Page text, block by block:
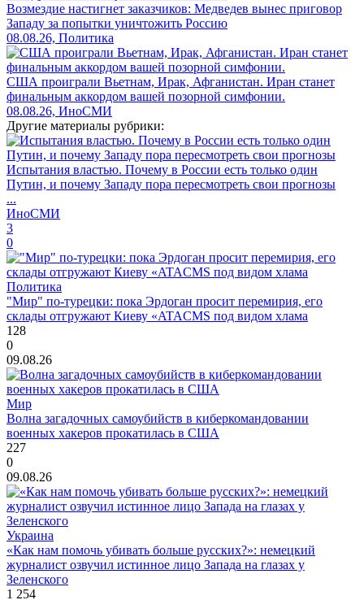
Возмездие настигнет заказчиков: Медведев вынес приговор
Западу за попытки уничтожить Россию
08.08.26, Политика
США проиграли Вьетнам, Ирак, Афганистан. Иран станет
финальным аккордом вашей позорной симфонии.
08.08.26, ИноСМИ
Другие материалы рубрики:
Испытания властью. Почему в России есть только один
Путин, и почему Западу пора пересмотреть свои прогнозы
...
ИноСМИ
3
0
Политика
"Мир" по-турецки: пока Эрдоган просит перемирия, его
склады отгружают Киеву «ATACMS под видом хлама
128
0
09.08.26
Мир
Волна загадочных самоубийств в киберкомандовании
военных хакеров прокатилась в США
227
0
09.08.26
Украина
«Как нам помочь убивать больше русских?»: немецкий
журналист озвучил истинное лицо Запада на глазах у
Зеленского
1 254